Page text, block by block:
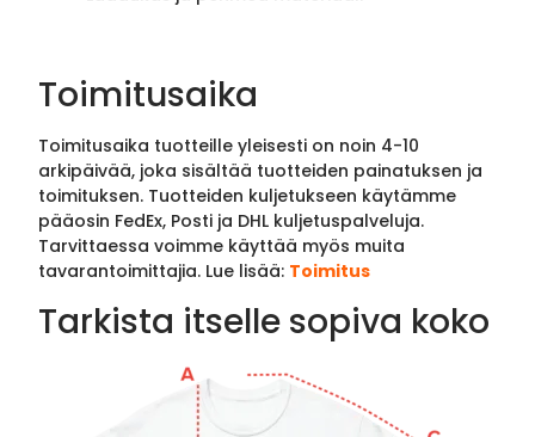
Toimitusaika
Toimitusaika tuotteille yleisesti on noin 4-10
arkipäivää, joka sisältää tuotteiden painatuksen ja
toimituksen. Tuotteiden kuljetukseen käytämme
pääosin FedEx, Posti ja DHL kuljetuspalveluja.
Tarvittaessa voimme käyttää myös muita
tavarantoimittajia. Lue lisää: Toimitus
Tarkista itselle sopiva koko